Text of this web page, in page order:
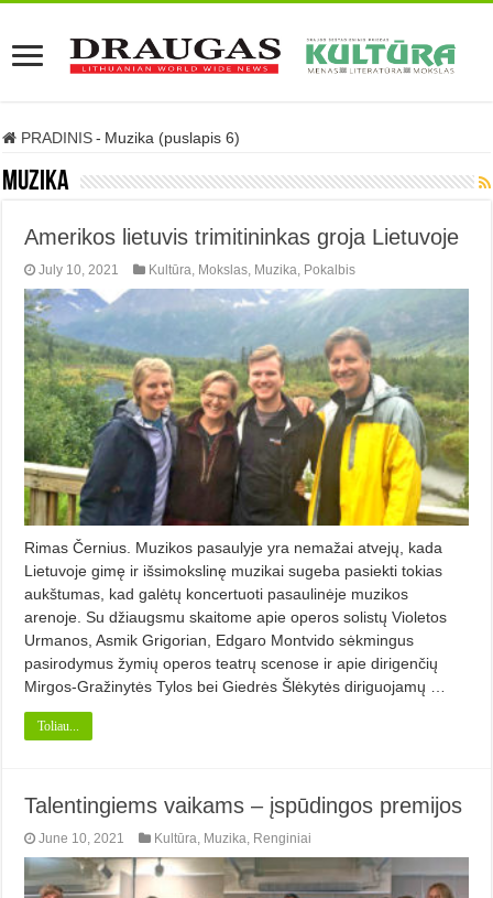
PRADINIS - Muzika (puslapis 6)
Muzika
Amerikos lietuvis trimitininkas groja Lietuvoje
July 10, 2021 Kultūra, Mokslas, Muzika, Pokalbis
Rimas Černius. Muzikos pasaulyje yra nemažai atvejų, kada
Lietuvoje gimę ir išsimokslinę muzikai sugeba pasiekti tokias
aukštumas, kad galėtų koncertuoti pasaulinėje muzikos
arenoje. Su džiaugsmu skaitome apie operos solistų Violetos
Urmanos, Asmik Grigorian, Edgaro Montvido sėkmingus
pasirodymus žymių operos teatrų scenose ir apie dirigenčių
Mirgos-Gražinytės Tylos bei Giedrės Šlėkytės diriguojamų …
Toliau...
Talentingiems vaikams – įspūdingos premijos
June 10, 2021 Kultūra Muzika Renginiai